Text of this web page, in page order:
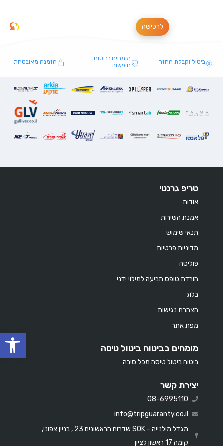
לרכישה
ביטול וקבלת החזר
מומחים בביטוח
חופשות
הזמנה מאובטחת
טריפ גרנטי
אודות
אמנת השירות
תנאי שימוש
מדיניות פרטיות
פוליסה
הורדת טופס תביעה למילוי ידני
בלוג
הצהרת נגישות
מפת אתר
מומחים בביטוח ביטול טיסה
ביטוח ביטול טיסה מכל סיבה
יצירת קשר
08-6995110
info@tripguaranty.co.il
מגדל מילנייה - SOK שדרות הראשונים 23 , בניין צפוני,
קומה 17 ראשון לציון